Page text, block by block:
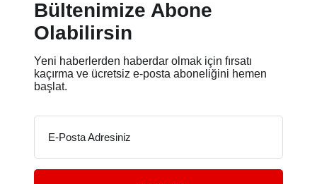
Bültenimize Abone
Olabilirsin
Yeni haberlerden haberdar olmak için fırsatı
kaçırma ve ücretsiz e-posta aboneliğini hemen
başlat.
E-Posta Adresiniz